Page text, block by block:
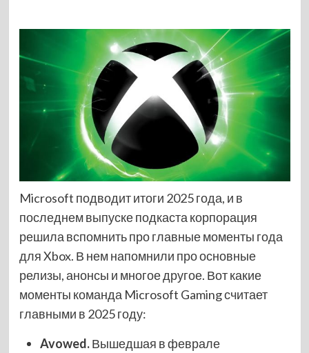
Microsoft подводит итоги 2025 года, и в
последнем выпуске подкаста корпорация
решила вспомнить про главные моменты года
для Xbox. В нем напомнили про основные
релизы, анонсы и многое другое. Вот какие
моменты команда Microsoft Gaming считает
главными в 2025 году:
Avowed.Вышедшая в феврале